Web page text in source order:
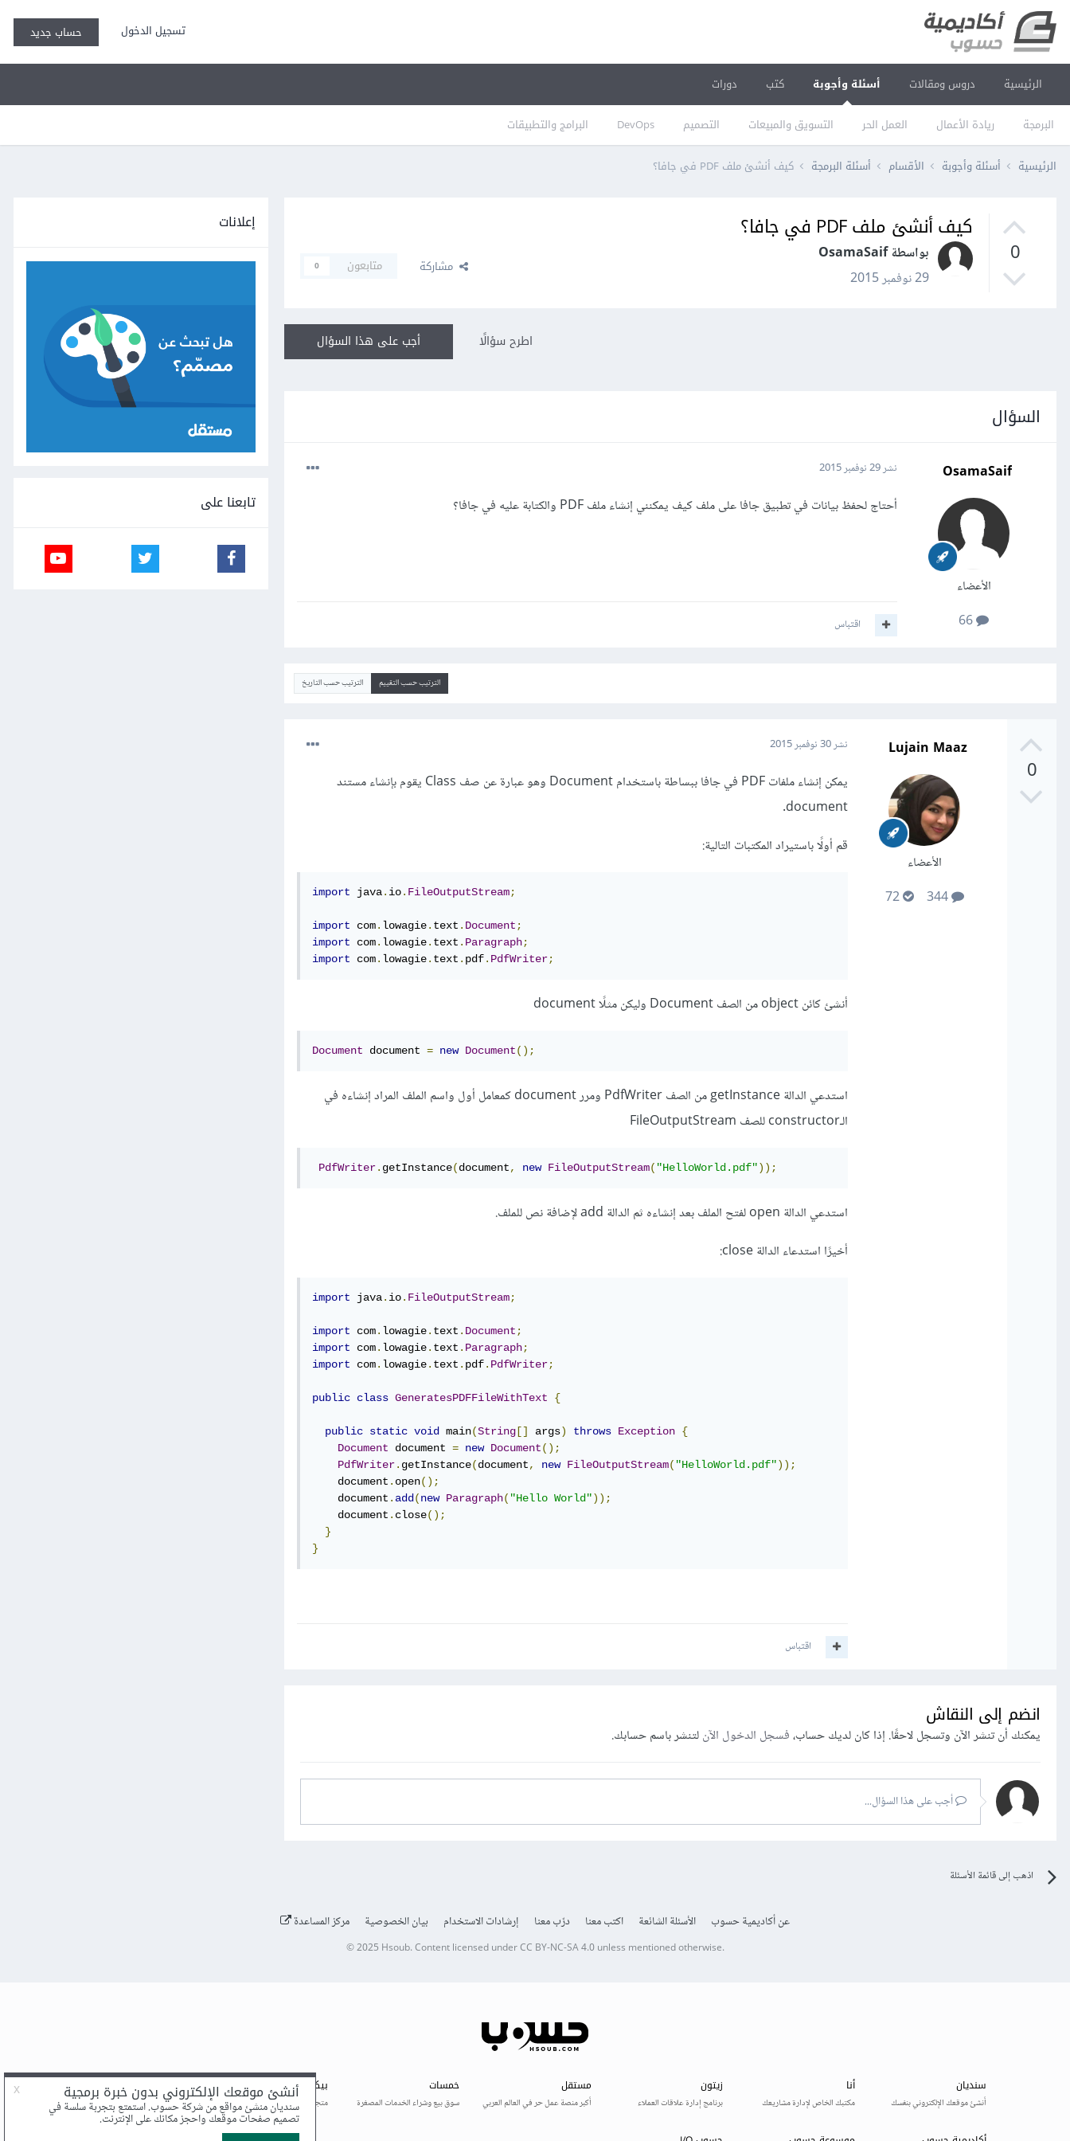
تسجيل الدخول حساب جديد
الرئيسية دروس ومقالات أسئلة وأجوبة
البرمجة ريادة الأعمال العمل الحر التسويق والمبيعات التصميم DevOps البرامج والتطبيقات
كتب دورات
الرئيسية أسئلة وأجوبة الأقسام أسئلة البرمجة كيف أنشئ ملف PDF في جافا؟
0
كيف أنشئ ملف PDF في جافا؟
بواسطة OsamaSaif
29 نوفمبر 2015
مشاركة متابعون 0
أجب على هذا السؤال اطرح سؤالًا
السؤال
OsamaSaif
الأعضاء
نشر29 نوفمبر 2015
أحتاج لحفظ بيانات في تطبيق جافا على ملف كيف يمكنني إنشاء ملف PDF والكتابة عليه في جافا؟
اقتباس
الترتيب حسب التقييم الترتيب حسب التاريخ
0
Lujain Maaz
الأعضاء
344
72
نشر30 نوفمبر 2015
يمكن إنشاء ملفات PDF في جافا ببساطة باستخدام Document وهو عبارة عن صف Class يقوم بإنشاء مستند
document.
قم أولًا باستيراد المكتبات التالية:
import java. io. FileOutputStream;
import com. lowagie. text . Document;
import com. lowagie. text . Paragraph;
import com. lowagie. text . pdf. PdfWriter;
أنشئ كائن object من الصف Document وليكن مثلًا document
Document document = new Document();
استدعي الدالة getInstance من الصف PdfWriter ومرر document كمعامل أول واسم الملف المراد إنشاءه في
الـconstructor للصف FileOutputStream
PdfWriter. getInstance(document, new FileOutputStream( "HelloWorld.pdf"));
استدعي الدالة open لفتح الملف بعد إنشاءه ثم الدالة add لإضافة نص للملف.
أخيرًا استدعاء الدالة close:
import java. io. FileOutputStream;
import com. lowagie. text . Document;
import com. lowagie. text . Paragraph;
import com. lowagie. text . pdf. PdfWriter;
public class GeneratesPDFFileWithText {
public static void main(String [] args) throws Exception {
Document document = new Document();
PdfWriter. getInstance(document, new FileOutputStream( "HelloWorld.pdf"));
    document
. open();
    document
. add(new Paragraph( "Hello World"));
    document
. close();
}
}
اقتباس
انضم إلى النقاش
يمكنك أن تنشر الآن وتسجل لاحقًا. إذا كان لديك حساب،فسجل الدخول الآنلتنشر باسم حسابك.
أجب على هذا السؤال...
اذهب إلى قائمة الأسئلة
إعلانات
تابعنا على
عن أكاديمية حسوب الأسئلة الشائعة اكتب معنا درّب معنا إرشادات الاستخدام بيان الخصوصية مركز المساعدة
© 2025 Hsoub.Content licensed underCC BY-NC-SA 4.0unless mentioned otherwise.